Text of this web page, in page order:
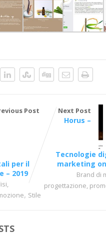
Post
per il
– 2019
, Stile
Next Post
Horus –
Tecnologie
marketing
Brand di
progettazione,